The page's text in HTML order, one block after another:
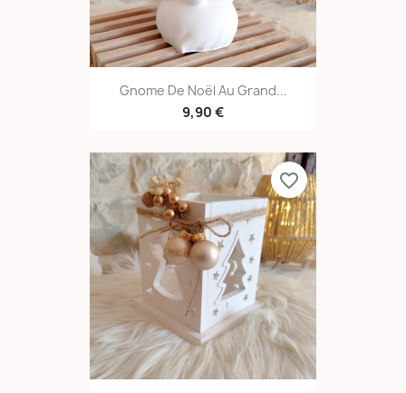
Gnome De Noël Au Grand...
9,90 €
favorite_border